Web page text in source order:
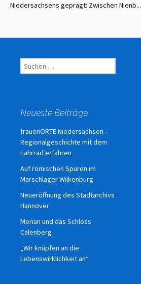
Niedersachsens geprägt: Zwischen Nienb...
Suchen
nach:
Neueste Beiträge
frauenORTE Niedersachsen –
Regionalgeschichte mit dem
Fahrrad erfahren
Auf römischen Spuren im
Marschlager Wilkenburg
Neueröffnung des Stadtarchivs
Hannover
Merian und das Schloss
Calenberg
„Wir knüpfen an die
Lebenswirklichkeit an“